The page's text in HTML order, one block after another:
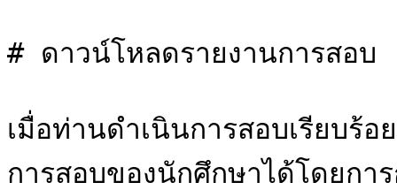
# ดาวน์โหลดรายงานการสอบ
เมื่อท่านดำเนินการสอบเรียบร้
การสอบของนักศึกษาได้โดยกา